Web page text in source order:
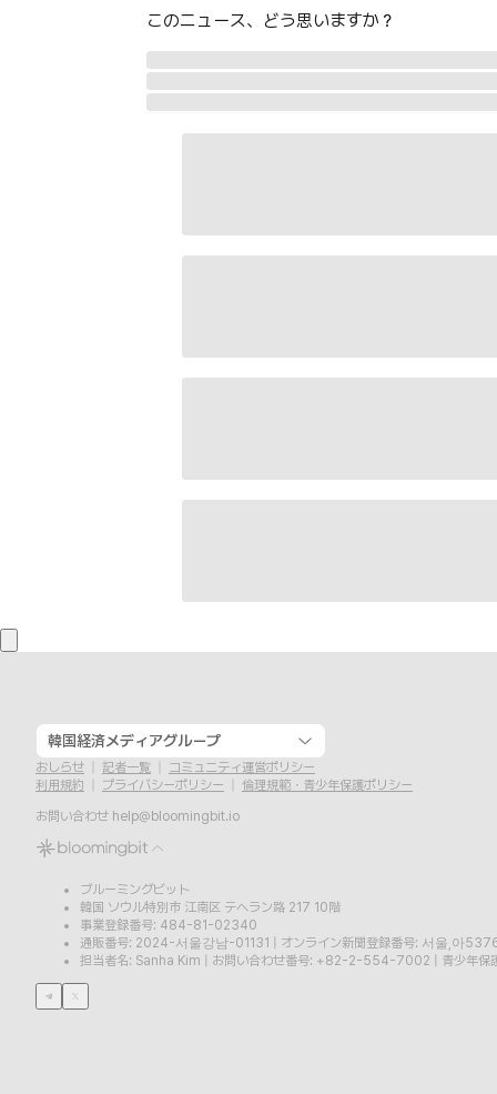
このニュース、どう思いますか？
韓国経済メディアグループ
おしらせ 記者一覧
コミュニティ運営ポリシー
利用規約
プライバシーポリシー
倫理規範・青少年保護ポリシー
お問い合わせ help@bloomingbit.io
ブルーミングビット
韓国 ソウル特別市 江南区 テヘラン路 217 10階
事業登録番号: 484-81-02340
通販番号: 2024-서울강남-01131
オンライン新聞登録番号: 서울,아
担当者名: Sanha Kim
お問い合わせ番号: +82-2-554-7002 青少年保